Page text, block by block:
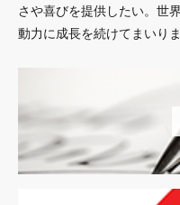
さや喜びを提供したい。世
動力に成長を続けてまいりま